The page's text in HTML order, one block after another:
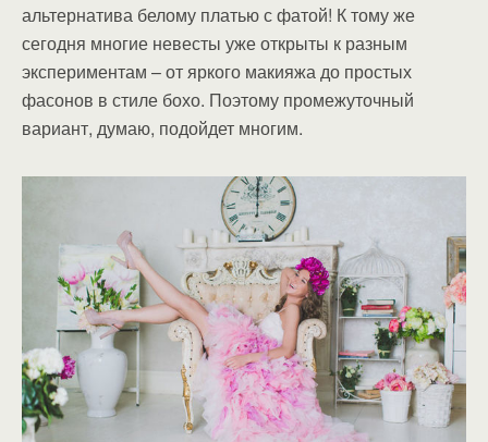
альтернатива белому платью с фатой! К тому же
сегодня многие невесты уже открыты к разным
экспериментам – от яркого макияжа до простых
фасонов в стиле бохо. Поэтому промежуточный
вариант, думаю, подойдет многим.